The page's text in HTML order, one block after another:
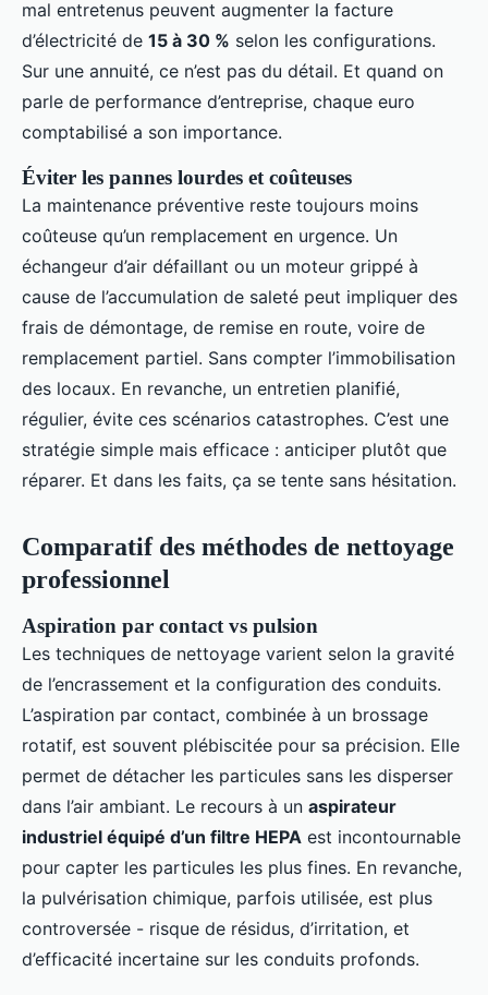
mal entretenus peuvent augmenter la facture
d’électricité de 15 à 30 % selon les configurations.
Sur une annuité, ce n’est pas du détail. Et quand on
parle de performance d’entreprise, chaque euro
comptabilisé a son importance.
Éviter les pannes lourdes et coûteuses
La maintenance préventive reste toujours moins
coûteuse qu’un remplacement en urgence. Un
échangeur d’air défaillant ou un moteur grippé à
cause de l’accumulation de saleté peut impliquer des
frais de démontage, de remise en route, voire de
remplacement partiel. Sans compter l’immobilisation
des locaux. En revanche, un entretien planifié,
régulier, évite ces scénarios catastrophes. C’est une
stratégie simple mais efficace : anticiper plutôt que
réparer. Et dans les faits, ça se tente sans hésitation.
Comparatif des méthodes de nettoyage
professionnel
Aspiration par contact vs pulsion
Les techniques de nettoyage varient selon la gravité
de l’encrassement et la configuration des conduits.
L’aspiration par contact, combinée à un brossage
rotatif, est souvent plébiscitée pour sa précision. Elle
permet de détacher les particules sans les disperser
dans l’air ambiant. Le recours à un aspirateur
industriel équipé d’un filtre HEPA est incontournable
pour capter les particules les plus fines. En revanche,
la pulvérisation chimique, parfois utilisée, est plus
controversée - risque de résidus, d’irritation, et
d’efficacité incertaine sur les conduits profonds.